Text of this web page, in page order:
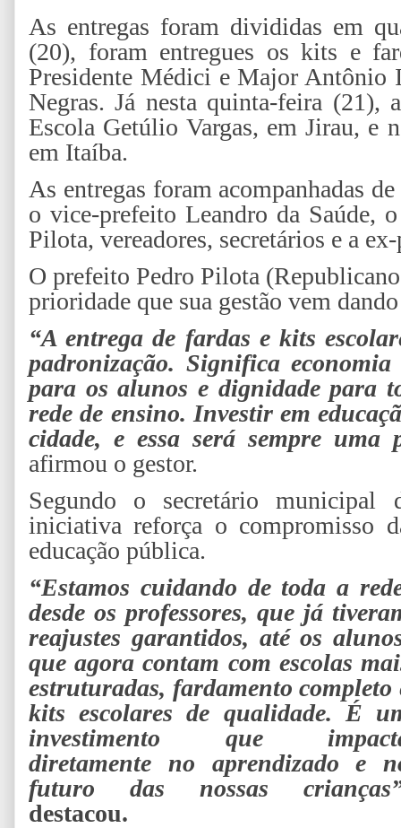
As entregas foram divididas em
(20), foram entregues os kits e
Presidente Médici e Major Antônio
Negras. Já nesta quinta-feira (21),
Escola Getúlio Vargas, em Jirau, e
em Itaíba.
As entregas foram acompanhadas
o vice-prefeito Leandro da Saúde,
Pilota, vereadores, secretários e a
O prefeito Pedro Pilota
prioridade que sua gestão vem
“A entrega de fardas e kits
padronização. Significa
para os alunos e dignidade para
rede de ensino. Investir em
cidade, e essa será sempre uma
afirmou o gestor.
Segundo o secretário municipal
iniciativa reforça o compromisso
educação pública.
“Estamos cuidando de toda a
desde os professores, que já
reajustes garantidos, até os
que agora contam com escolas
estruturadas, fardamento completo
kits escolares de qualidade. É
investimento que
diretamente no aprendizado e
futuro das nossas
destacou.